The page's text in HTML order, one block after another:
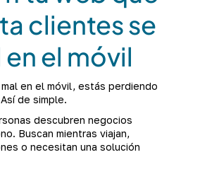
clientes se
en el móvil
en el móvil, estás perdiendo
de simple.
descubren negocios
Buscan mientras viajan,
o necesitan una solución